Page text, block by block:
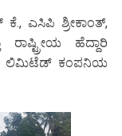
ಎಸಿಪಿ ಶ್ರೀಕಾಂತ್,
ಹೆದ್ದಾರಿ
ಲಿಮಿಟೆಡ್ ಕಂಪನಿಯ